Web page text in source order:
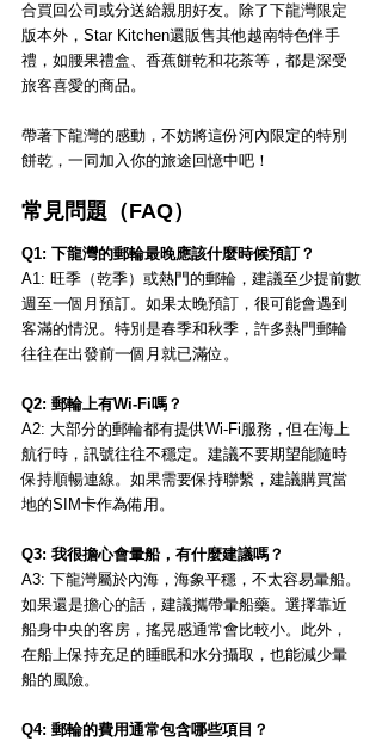
合買回公司或分送給親朋好友。除了下龍灣限定
版本外，Star Kitchen還販售其他越南特色伴手
禮，如腰果禮盒、香蕉餅乾和花茶等，都是深受
旅客喜愛的商品。
帶著下龍灣的感動，不妨將這份河內限定的特別
餅乾，一同加入你的旅途回憶中吧！
常見問題（FAQ）
Q1: 下龍灣的郵輪最晚應該什麼時候預訂？
A1: 旺季（乾季）或熱門的郵輪，建議至少提前數
週至一個月預訂。如果太晚預訂，很可能會遇到
客滿的情況。特別是春季和秋季，許多熱門郵輪
往往在出發前一個月就已滿位。
Q2: 郵輪上有Wi-Fi嗎？
A2: 大部分的郵輪都有提供Wi-Fi服務，但在海上
航行時，訊號往往不穩定。建議不要期望能隨時
保持順暢連線。如果需要保持聯繫，建議購買當
地的SIM卡作為備用。
Q3: 我很擔心會暈船，有什麼建議嗎？
A3: 下龍灣屬於內海，海象平穩，不太容易暈船。
如果還是擔心的話，建議攜帶暈船藥。選擇靠近
船身中央的客房，搖晃感通常會比較小。此外，
在船上保持充足的睡眠和水分攝取，也能減少暈
船的風險。
Q4: 郵輪的費用通常包含哪些項目？